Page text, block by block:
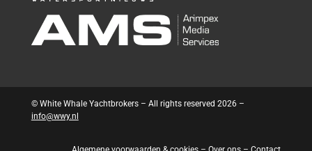
© White Whale Yachtbrokers – All rights reserved 2026 –
info@wwy.nl